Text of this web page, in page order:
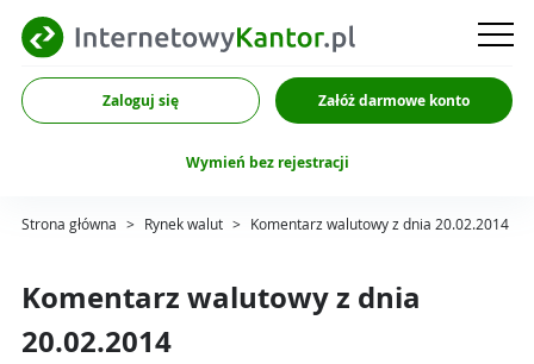
Zaloguj się Załóż darmowe konto
Wymień bez rejestracji
Strona główna > Rynek walut > Komentarz walutowy z dnia 20.02.2014
Komentarz walutowy z dnia
20.02.2014